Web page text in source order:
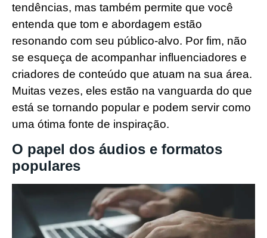
tendências, mas também permite que você
entenda que tom e abordagem estão
resonando com seu público-alvo. Por fim, não
se esqueça de acompanhar influenciadores e
criadores de conteúdo que atuam na sua área.
Muitas vezes, eles estão na vanguarda do que
está se tornando popular e podem servir como
uma ótima fonte de inspiração.
O papel dos áudios e formatos
populares